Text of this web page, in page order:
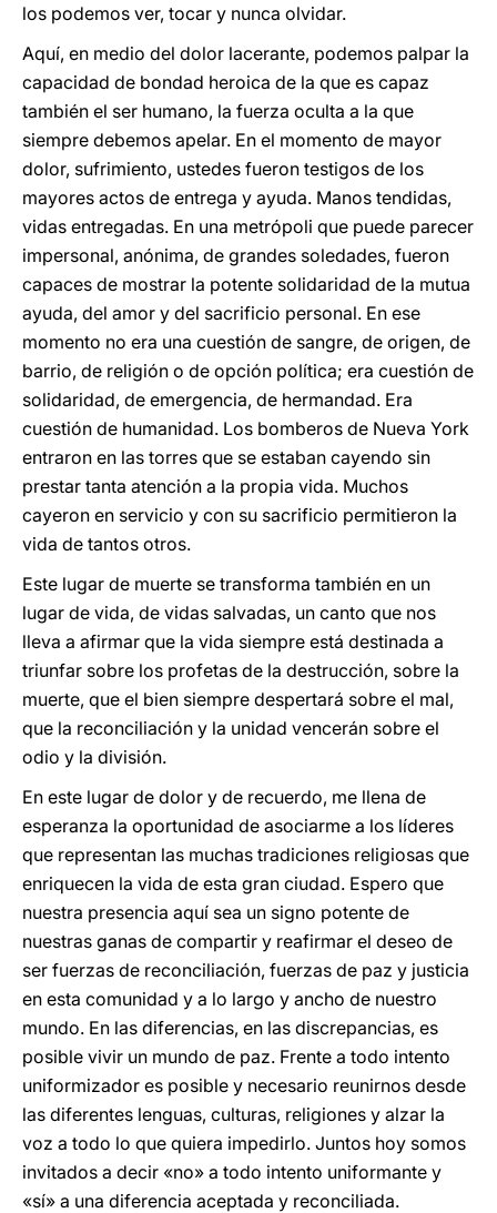
los podemos ver, tocar y nunca olvidar.
Aquí, en medio del dolor lacerante, podemos palpar la
capacidad de bondad heroica de la que es capaz
también el ser humano, la fuerza oculta a la que
siempre debemos apelar. En el momento de mayor
dolor, sufrimiento, ustedes fueron testigos de los
mayores actos de entrega y ayuda. Manos tendidas,
vidas entregadas. En una metrópoli que puede parecer
impersonal, anónima, de grandes soledades, fueron
capaces de mostrar la potente solidaridad de la mutua
ayuda, del amor y del sacrificio personal. En ese
momento no era una cuestión de sangre, de origen, de
barrio, de religión o de opción política; era cuestión de
solidaridad, de emergencia, de hermandad. Era
cuestión de humanidad. Los bomberos de Nueva York
entraron en las torres que se estaban cayendo sin
prestar tanta atención a la propia vida. Muchos
cayeron en servicio y con su sacrificio permitieron la
vida de tantos otros.
Este lugar de muerte se transforma también en un
lugar de vida, de vidas salvadas, un canto que nos
lleva a afirmar que la vida siempre está destinada a
triunfar sobre los profetas de la destrucción, sobre la
muerte, que el bien siempre despertará sobre el mal,
que la reconciliación y la unidad vencerán sobre el
odio y la división.
En este lugar de dolor y de recuerdo, me llena de
esperanza la oportunidad de asociarme a los líderes
que representan las muchas tradiciones religiosas que
enriquecen la vida de esta gran ciudad. Espero que
nuestra presencia aquí sea un signo potente de
nuestras ganas de compartir y reafirmar el deseo de
ser fuerzas de reconciliación, fuerzas de paz y justicia
en esta comunidad y a lo largo y ancho de nuestro
mundo. En las diferencias, en las discrepancias, es
posible vivir un mundo de paz. Frente a todo intento
uniformizador es posible y necesario reunirnos desde
las diferentes lenguas, culturas, religiones y alzar la
voz a todo lo que quiera impedirlo. Juntos hoy somos
invitados a decir «no» a todo intento uniformante y
«sí» a una diferencia aceptada y reconciliada.